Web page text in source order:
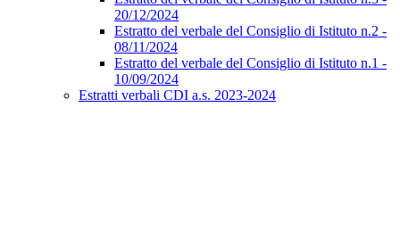
20/12/2024
Estratto del verbale del Consiglio di Istituto n.2 -
08/11/2024
Estratto del verbale del Consiglio di Istituto n.1 -
10/09/2024
Estratti verbali CDI a.s. 2023-2024